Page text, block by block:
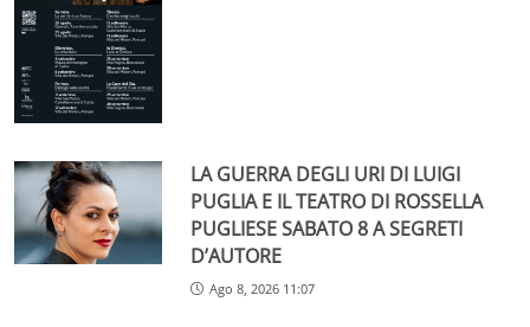
LA GUERRA DEGLI URI DI LUIGI
PUGLIA E IL TEATRO DI ROSSELLA
PUGLIESE SABATO 8 A SEGRETI
D’AUTORE
Ago 8, 2026 11:07